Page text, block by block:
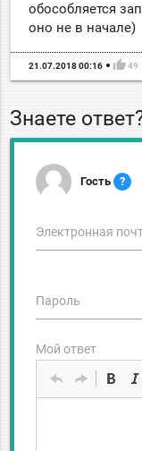
обособляется
оно не в начале)
21.07.2018 00:16 thumb_up 49
Знаете
Гость ?
Электронная
Пароль
Мой ответ